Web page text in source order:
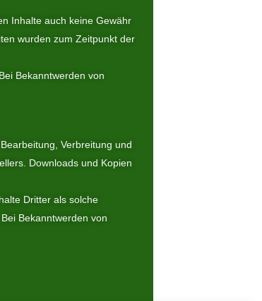
Inhalte auch keine Gewähr
wurden zum Zeitpunkt der
Bekanntwerden von
Verbreitung und
Downloads und Kopien
Dritter als solche
Bekanntwerden von